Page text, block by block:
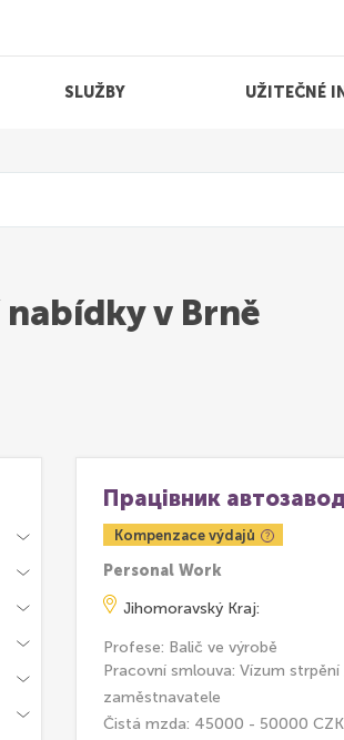
SLUŽBY UŽITEČNÉ
v Brně
Працівник
Kompenzace výdajů
Personal Work
Jihomoravský Kraj:
Profese: Balič ve výrobě
Pracovní smlouva: Vízum
zaměstnavatele
Čistá mzda: 45000 - 50000